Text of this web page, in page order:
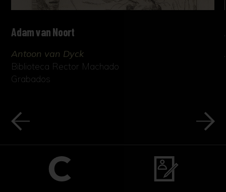
Adam van Noort
Antoon van Dyck
Biblioteca Rector Machado
Grabados